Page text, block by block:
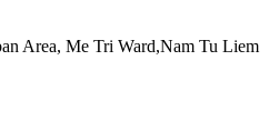
Area, Me Tri Ward,Nam Tu Liem